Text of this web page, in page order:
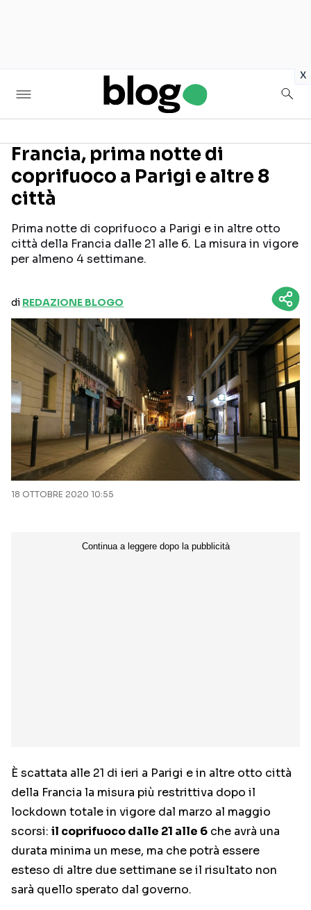
x
Seguici sui social
Francia, prima notte di
coprifuoco a Parigi e altre 8
città
Prima notte di coprifuoco a Parigi e in altre otto
città della Francia dalle 21 alle 6. La misura in vigore
per almeno 4 settimane.
di REDAZIONE BLOGO
18 OTTOBRE 2020 10:55
È scattata alle 21 di ieri a Parigi e in altre otto città
della Francia la misura più restrittiva dopo il
lockdown totale in vigore dal marzo al maggio
scorsi: il coprifuoco dalle 21 alle 6 che avrà una
durata minima un mese, ma che potrà essere
esteso di altre due settimane se il risultato non
sarà quello sperato dal governo.